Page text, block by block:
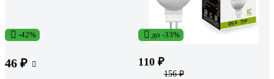
-42%
46 ₽
до -33%
110 ₽
156 ₽